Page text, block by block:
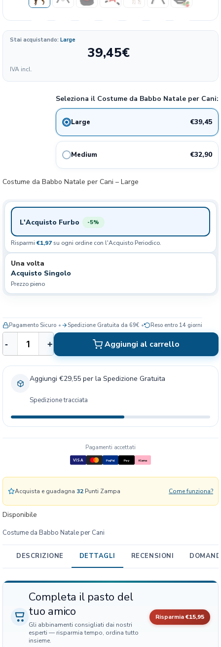
Disponibile
Costume da Babbo Natale per Cani
Stai acquistando: Large
39,45€
IVA incl.
Seleziona il Costume da Babbo Natale per Cani:
Large €39,45
Medium €32,90
LARGE 39.45€
164.50
€/KG
Costume da Babbo Natale per Cani – Large
L'Acquisto Furbo -5%
Risparmi €1,97 su ogni ordine con l'Acquisto Periodico.
Una volta
Acquisto Singolo
Prezzo pieno
o
s
u
e
o
N
t
l
e
p
a
n
q
u
- + Aggiungi al carrello
Pagamento Sicuro Spedizione Gratuita da 69€ Reso entro 14 giorni
Aggiungi €29,55 per la Spedizione Gratuita
Spedizione tracciata
Acquista e guadagna 32 Punti Zampa Come funziona?
Pagamenti accettati
VISA PayPal Pay Klarna
DESCRIZIONE DETTAGLI RECENSIONI
Completa il pasto del
tuo amico
Gli abbinamenti consigliati dai nostri
esperti — risparmia tempo, ordina tutto
insieme.
Risparmia€15,95